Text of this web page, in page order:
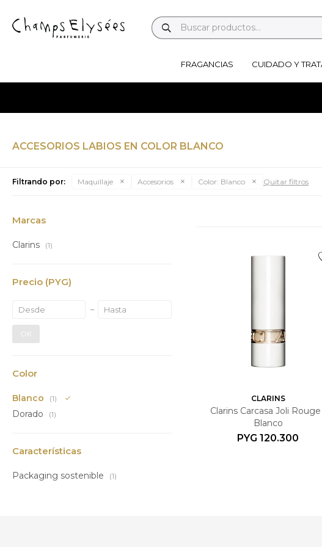
FRAGANCIAS CUIDADO Y
ACCESORIOS LABIOS EN COLOR BLANCO
Filtrando por: Maquillaje Accesorios Color: Blanco Quitar filtros
CLARINS
Clarins Carcasa Joli
Blanco
PYG 120.300
Marcas
Clarins (1)
Precio (PYG)
OK
Color
Blanco (1)
Dorado (1)
Características
Packaging sostenible (1)